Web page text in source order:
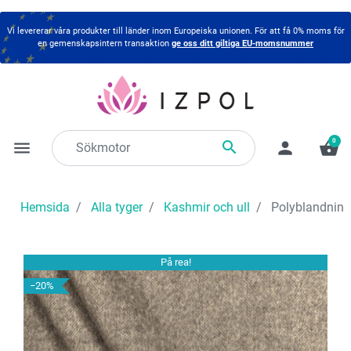
Vi levererar våra produkter till länder inom Europeiska unionen. För att få 0% moms för
en gemenskapsintern transaktion ge oss ditt giltiga EU-momsnummer
menu  person shopping_basket
0
Hemsida Alla tyger Kashmir och ull
På rea!
−20%